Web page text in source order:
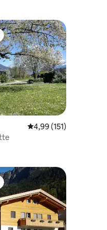
280Vidutinis įvertinimas:
4,99 (151)